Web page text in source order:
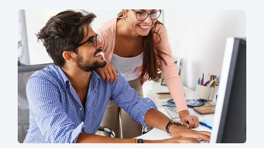
INTEGRITATE INSTITUȚIONALĂ
INFORMAȚII DE INTERES PUBLIC
CONTACT